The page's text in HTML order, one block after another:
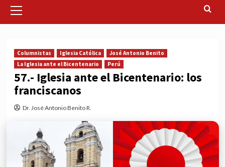
Menu
Columnistas Iglesia Católica
José Antonio Benito
La Iglesia ante el Bicentenario
Perú
57.- Iglesia ante el Bicentenario: los
franciscanos
Dr. José Antonio Benito R.